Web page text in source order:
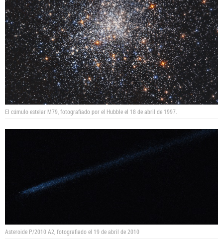
El cúmulo estelar M79, fotografiado por el Hubble el 18 de abril de 1997.
Asteroide P/2010 A2, fotografiado el 19 de abril de 2010